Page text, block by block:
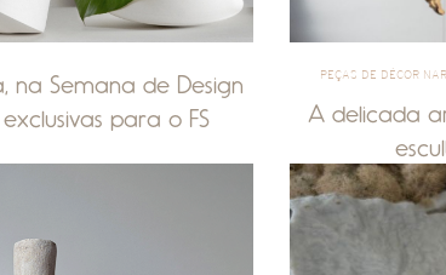
na Semana de Design
para o FS
PEÇAS DE DÉCOR
A delicada